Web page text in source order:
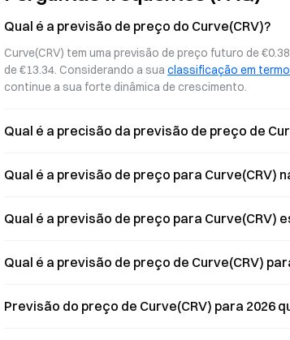
impulsionar a atual fraqueza do seu
preço.
mais
Qual é a previsão de preço do Curve(CRV)?
Curve(CRV) tem uma previsão de preço futuro de
de €13.34. Considerando a sua classificação em
continue a sua forte dinâmica de crescimento.
Qual é a precisão da previsão de preço de
Qual é a previsão de preço para Curve(CRV)
Qual é a previsão de preço para Curve(CRV)
Qual é a previsão de preço de Curve(CRV)
Previsão do preço de Curve(CRV) para 2026